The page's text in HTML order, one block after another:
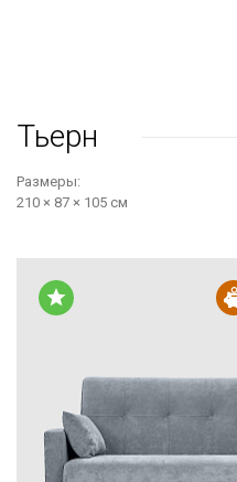
Тьерн
Размеры:
210 × 87 × 105 см